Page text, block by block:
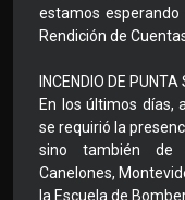
estamos
Rendición de
INCENDIO DE PUNTA
En los últimos días,
se requirió la
sino también de
Canelones,
la Escuela de